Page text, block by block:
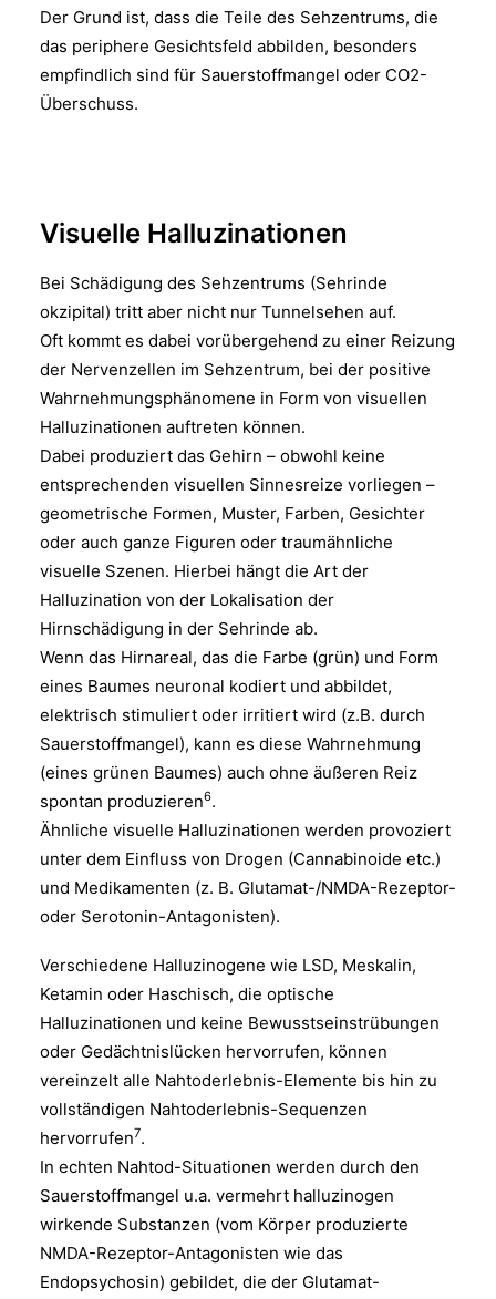
Der Grund ist, dass die Teile des Sehzentrums, die
das periphere Gesichtsfeld abbilden, besonders
empfindlich sind für Sauerstoffmangel oder CO2-
Überschuss.
Visuelle Halluzinationen
Bei Schädigung des Sehzentrums (Sehrinde
okzipital) tritt aber nicht nur Tunnelsehen auf.
Oft kommt es dabei vorübergehend zu einer Reizung
der Nervenzellen im Sehzentrum, bei der positive
Wahrnehmungsphänomene in Form von visuellen
Halluzinationen auftreten können.
Dabei produziert das Gehirn – obwohl keine
entsprechenden visuellen Sinnesreize vorliegen –
geometrische Formen, Muster, Farben, Gesichter
oder auch ganze Figuren oder traumähnliche
visuelle Szenen. Hierbei hängt die Art der
Halluzination von der Lokalisation der
Hirnschädigung in der Sehrinde ab.
Wenn das Hirnareal, das die Farbe (grün) und Form
eines Baumes neuronal kodiert und abbildet,
elektrisch stimuliert oder irritiert wird (z.B. durch
Sauerstoffmangel), kann es diese Wahrnehmung
(eines grünen Baumes) auch ohne äußeren Reiz
spontan produzieren6.
Ähnliche visuelle Halluzinationen werden provoziert
unter dem Einfluss von Drogen (Cannabinoide etc.)
und Medikamenten (z. B. Glutamat-/NMDA-Rezeptor-
oder Serotonin-Antagonisten).
Verschiedene Halluzinogene wie LSD, Meskalin,
Ketamin oder Haschisch, die optische
Halluzinationen und keine Bewusstseinstrübungen
oder Gedächtnislücken hervorrufen, können
vereinzelt alle Nahtoderlebnis-Elemente bis hin zu
vollständigen Nahtoderlebnis-Sequenzen
hervorrufen7.
In echten Nahtod-Situationen werden durch den
Sauerstoffmangel u.a. vermehrt halluzinogen
wirkende Substanzen (vom Körper produzierte
NMDA-Rezeptor-Antagonisten wie das
Endopsychosin) gebildet, die der Glutamat-